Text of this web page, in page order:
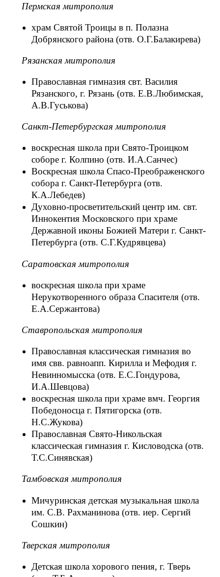
Пермская митрополия
храм Святой Троицы в п. Полазна
Добрянского района (отв. О.Г.Балакирева)
Рязанская митрополия
Православная гимназия свт. Василия
Рязанского, г. Рязань (отв. Е.В.Любимская,
А.В.Гуськова)
Санкт-Петербургская митрополия
воскресная школа при Свято-Троицком
соборе г. Колпино (отв. И.А.Санчес)
Воскресная школа Спасо-Преображенского
собора г. Санкт-Петербурга (отв.
К.А.Лебедев)
Духовно-просветительский центр им. свт.
Иннокентия Московского при храме
Державной иконы Божией Матери г. Санкт-
Петербурга (отв. С.Г.Кудрявцева)
Саратовская митрополия
воскресная школа при храме
Нерукотворенного образа Спасителя (отв.
Е.А.Сержантова)
Ставропольская митрополия
Православная классическая гимназия во
имя свв. равноапп. Кирилла и Мефодия г.
Невинномысска (отв. Е.С.Гондурова,
И.А.Шевцова)
воскресная школа при храме вмч. Георгия
Победоносца г. Пятигорска (отв.
Н.С.Жукова)
Православная Свято-Никольская
классическая гимназия г. Кисловодска (отв.
Т.С.Синявская)
Тамбовская митрополия
Мичуринская детская музыкальная школа
им. С.В. Рахманинова (отв. иер. Сергий
Сошкин)
Тверская митрополия
Детская школа хорового пения, г. Тверь